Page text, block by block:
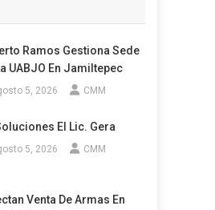
Ramos Gestiona Sede
UABJO En Jamiltepec
5, 2026 CMM
El Lic. Gera
5, 2026 CMM
Venta De Armas En